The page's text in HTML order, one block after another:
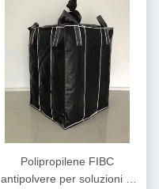
Polipropilene FIBC
antipolvere per soluzioni di